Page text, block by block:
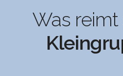
Was reimt